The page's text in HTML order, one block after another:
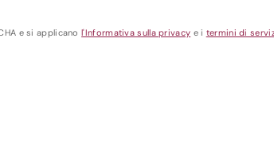
e si applicanol'Informativa sulla privacy e i termini di